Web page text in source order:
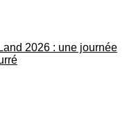
2026 : une journée